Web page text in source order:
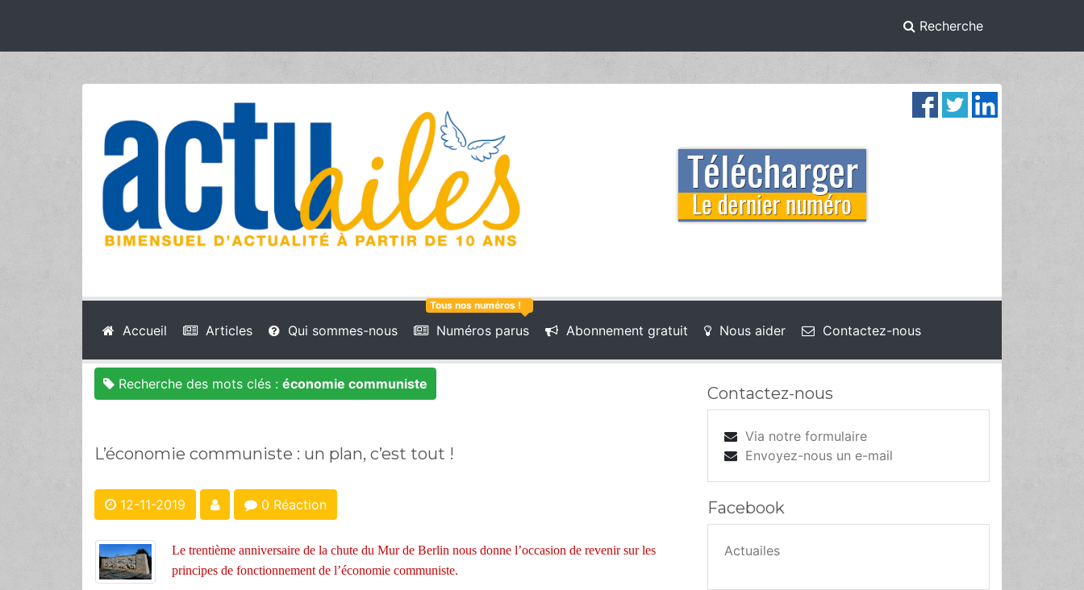
Recherche
Accueil Articles Qui sommes-nous
Tous nos numéros !
Numéros parus Abonnement gratuit Nous aider Contactez-nous
Recherche des mots clés : économie communiste
L’économie communiste : un plan, c’est tout !
12-11-2019 0 Réaction
Le trentième anniversaire de la chute du Mur de Berlin nous donne l’occasion de revenir sur les
principes de fonctionnement de l’économie communiste.
Contactez-nous
Via notre formulaire
Envoyez-nous un e-mail
Facebook
Actuailes